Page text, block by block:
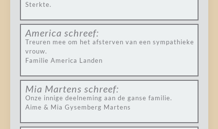
Sterkte.
America schreef:
Treuren mee om het afsterven van een sympathieke
vrouw.
Familie America Landen
Mia Martens schreef:
Onze innige deelneming aan de ganse familie.
Aime & Mia Gysemberg Martens